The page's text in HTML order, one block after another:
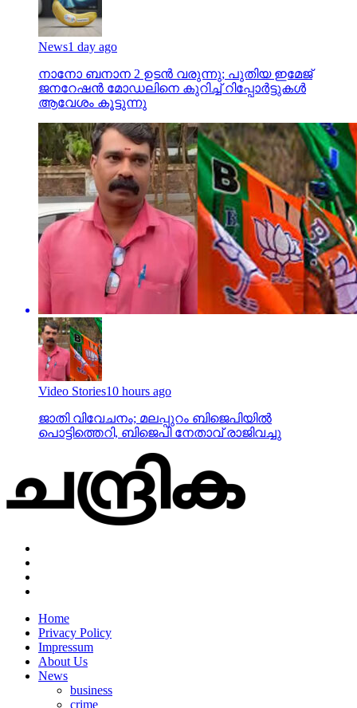
News1 day ago
നാനോ ബനാന 2 ഉടന്‍ വരുന്നു; പുതിയ ഇമേജ്
ജനറേഷന്‍ മോഡലിനെ കുറിച്ച് റിപ്പോര്‍ട്ടുകള്‍
ആവേശം കൂട്ടുന്നു
Video Stories10 hours ago
ജാതി വിവേചനം; മലപ്പുറം ബിജെപിയില്‍
പൊട്ടിത്തെറി, ബിജെപി നേതാവ് രാജിവച്ചു
Home
Privacy Policy
Impressum
About Us
News
business
crime